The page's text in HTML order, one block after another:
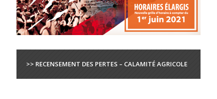
>> RECENSEMENT DES PERTES – CALAMITÉ AGRICOLE